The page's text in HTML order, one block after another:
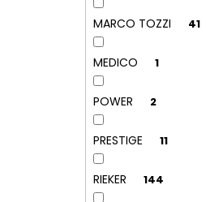
MARCO TOZZI 41
MEDICO 1
POWER 2
PRESTIGE 11
RIEKER 144